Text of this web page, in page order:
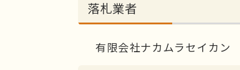
落札業者
有限会社ナカムラセイカン